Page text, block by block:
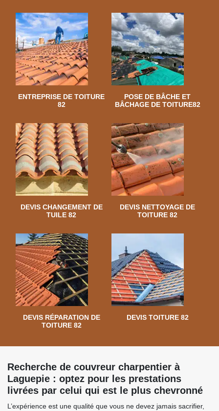
ENTREPRISE DE TOITURE
82
POSE DE BÂCHE ET
BÂCHAGE DE TOITURE82
DEVIS CHANGEMENT DE
TUILE 82
DEVIS NETTOYAGE DE
TOITURE 82
DEVIS RÉPARATION DE
TOITURE 82
DEVIS TOITURE 82
Recherche de couvreur charpentier à
Laguepie : optez pour les prestations
livrées par celui qui est le plus chevronné
L’expérience est une qualité que vous ne devez jamais sacrifier,